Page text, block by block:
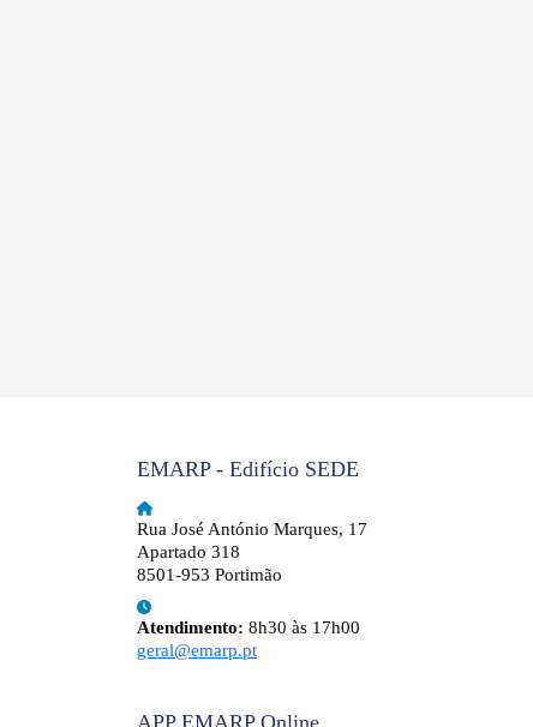
EMARP - Edifício SEDE
Rua José António Marques, 17
Apartado 318
8501-953 Portimão
Atendimento: 8h30 às 17h00
geral@emarp.pt
APP EMARP Online